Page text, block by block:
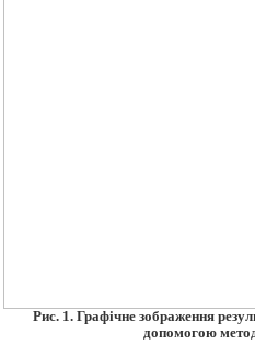
Рис. 1. Графічне зображення
допомогою